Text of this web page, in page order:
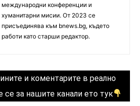
международни конференции и
хуманитарни мисии. От 2023 се
присъединява към bnews.bg, където
работи като старши редактор.
и коментарите в реално
се за нашите канали ето тук